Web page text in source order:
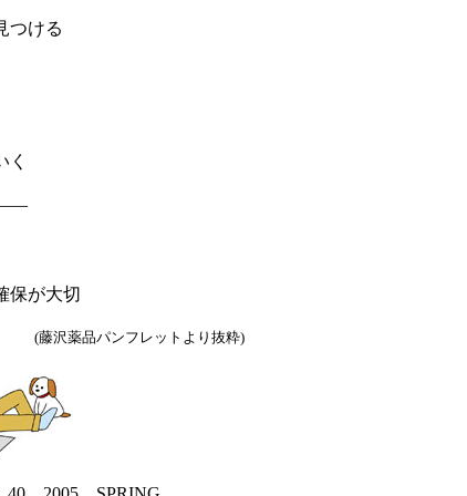
つける
く
保が大切
(藤沢薬品パンフレットより抜粋)